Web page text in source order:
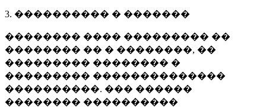
3. ���������� � �������
�������� ���� ��������� ��
�������� �� � ��������, ��
��������� �������� �
��������� ��������������
����������. ��� ������
�������� ����������